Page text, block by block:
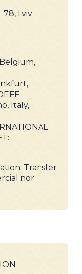
78, Lviv
Belgium,
Italy,
Transfer
nor